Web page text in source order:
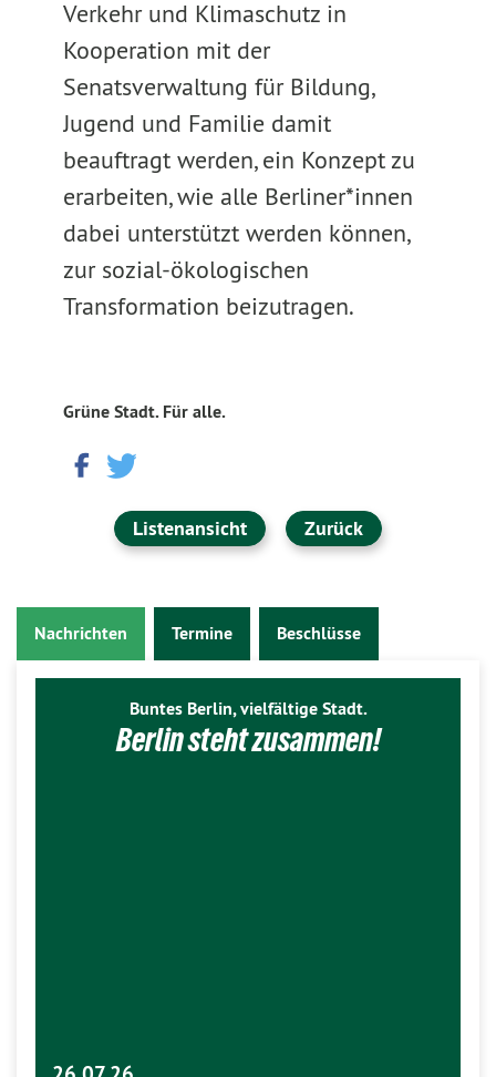
Verkehr und Klimaschutz in
Kooperation mit der
Senatsverwaltung für Bildung,
Jugend und Familie damit
beauftragt werden, ein Konzept zu
erarbeiten, wie alle Berliner*innen
dabei unterstützt werden können,
zur sozial-ökologischen
Transformation beizutragen.
Grüne Stadt. Für alle.
Listenansicht Zurück
Nachrichten Termine Beschlüsse
Buntes Berlin, vielfältige Stadt.
Berlin steht zusammen!